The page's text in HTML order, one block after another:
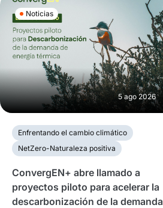
Noticias
5 ago 2026
Enfrentando el cambio climático
NetZero-Naturaleza positiva
ConvergEN+ abre llamado a
proyectos piloto para acelerar la
descarbonización de la demanda